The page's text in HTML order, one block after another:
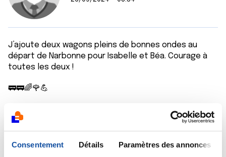
Consentement Détails Paramètres des annonces
J’ajoute deux wagons pleins de bonnes ondes au
départ de Narbonne pour Isabelle et Béa. Courage à
toutes les deux !
🚃🚃🌈🌹💪
Citer